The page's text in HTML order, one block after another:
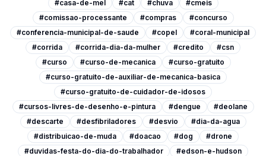
#casa-de-mel
#cat #chuva
#cmeis
#comissao-processante
#compras
#concurso
#conferencia-municipal-de-saude
#copel
#coral-municipal
#corrida
#corrida-dia-da-mulher #credito
#csn
#curso
#curso-de-mecanica
#curso-gratuito
#curso-gratuito-de-auxiliar-de-mecanica-basica
#curso-gratuito-de-cuidador-de-idosos
#cursos-livres-de-desenho-e-pintura
#dengue
#deolane
#descarte
#desfibriladores #desvio
#dia-da-agua
#distribuicao-de-muda
#doacao #dog
#drone
#duvidas-festa-do-dia-do-trabalhador
#edson-e-hudson